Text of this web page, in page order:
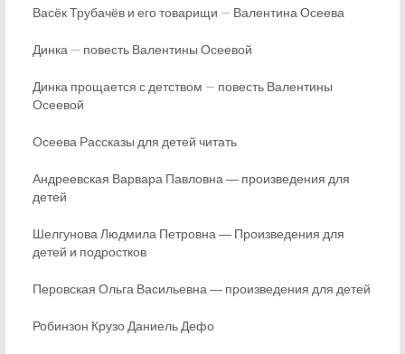
Васёк Трубачёв и его товарищи — Валентина Осеева
Динка — повесть Валентины Осеевой
Динка прощается с детством — повесть Валентины
Осеевой
Осеева Рассказы для детей читать
Андреевская Варвара Павловна ― произведения для
детей
Шелгунова Людмила Петровна ― Произведения для
детей и подростков
Перовская Ольга Васильевна ― произведения для детей
Робинзон Крузо Даниель Дефо